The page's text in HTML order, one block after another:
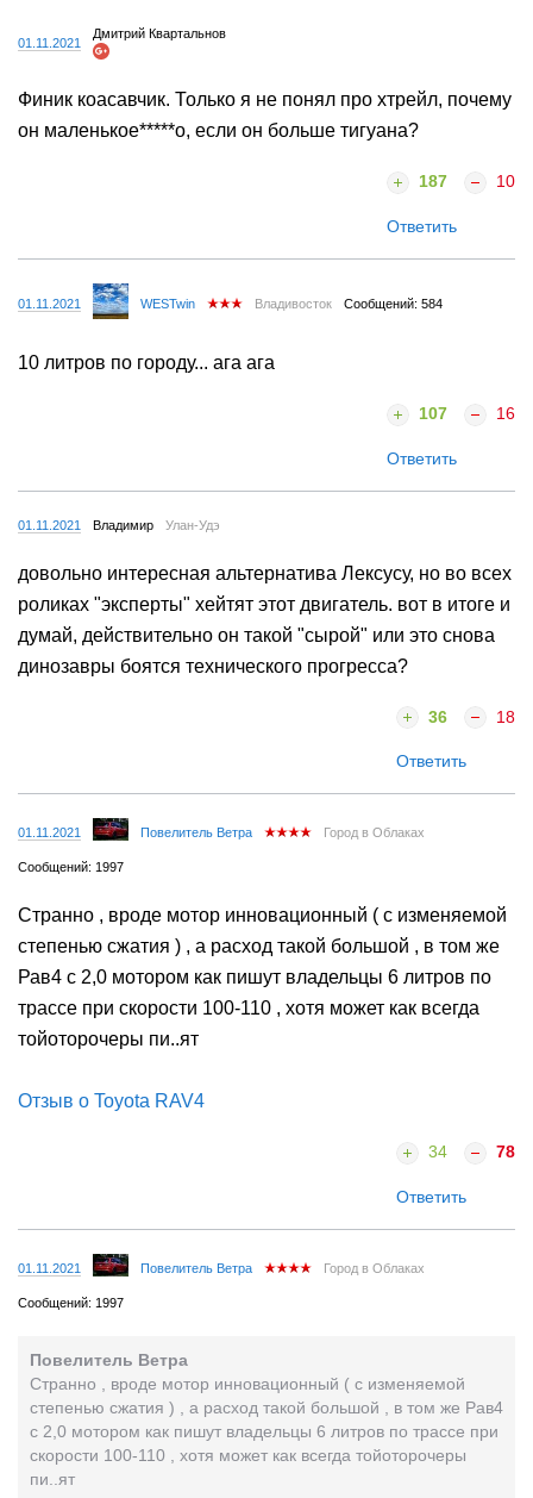
01.11.2021
Дмитрий Квартальнов
Финик коасавчик. Только я не понял про хтрейл, почему
он маленькое*****о, если он больше тигуана?
187 10
Ответить
01.11.2021 WESTwin Владивосток Сообщений: 584
10 литров по городу... ага ага
107 16
Ответить
01.11.2021 Владимир Улан-Удэ
довольно интересная альтернатива Лексусу, но во всех
роликах "эксперты" хейтят этот двигатель. вот в итоге и
думай, действительно он такой "сырой" или это снова
динозавры боятся технического прогресса?
36 18
Ответить
01.11.2021 Повелитель Ветра Город в Облаках
Сообщений: 1997
Странно , вроде мотор инновационный ( с изменяемой
степенью сжатия ) , а расход такой большой , в том же
Рав4 с 2,0 мотором как пишут владельцы 6 литров по
трассе при скорости 100-110 , хотя может как всегда
тойоторочеры пи..ят
Отзыв о Toyota RAV4
34 78
Ответить
01.11.2021 Повелитель Ветра Город в Облаках
Сообщений: 1997
Повелитель Ветра
Странно , вроде мотор инновационный ( с изменяемой
степенью сжатия ) , а расход такой большой , в том же Рав4
с 2,0 мотором как пишут владельцы 6 литров по трассе при
скорости 100-110 , хотя может как всегда тойоторочеры
пи..ят